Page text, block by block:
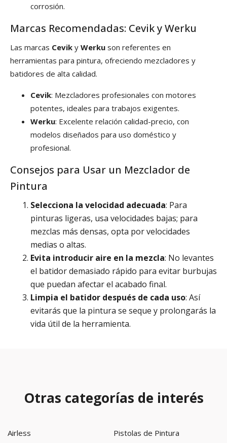
corrosión.
Marcas Recomendadas: Cevik y Werku
Las marcas Cevik y Werku son referentes en
herramientas para pintura, ofreciendo mezcladores y
batidores de alta calidad.
Cevik: Mezcladores profesionales con motores
potentes, ideales para trabajos exigentes.
Werku: Excelente relación calidad-precio, con
modelos diseñados para uso doméstico y
profesional.
Consejos para Usar un Mezclador de
Pintura
Selecciona la velocidad adecuada: Para
pinturas ligeras, usa velocidades bajas; para
mezclas más densas, opta por velocidades
medias o altas.
Evita introducir aire en la mezcla: No levantes
el batidor demasiado rápido para evitar burbujas
que puedan afectar el acabado final.
Limpia el batidor después de cada uso: Así
evitarás que la pintura se seque y prolongarás la
vida útil de la herramienta.
Otras categorías de interés
Airless
Pistolas de Pintura